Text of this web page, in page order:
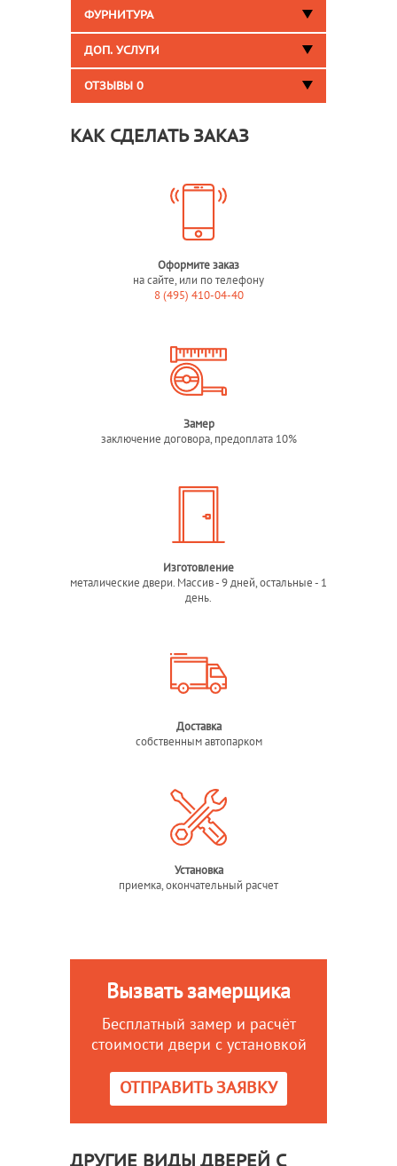
ФУРНИТУРА
ДОП. УСЛУГИ
ОТЗЫВЫ 0
КАК СДЕЛАТЬ ЗАКАЗ
Оформите заказ
на сайте, или по телефону
8 (495) 410-04-40
Замер
заключение договора, предоплата 10%
Изготовление
металические двери. Массив - 9 дней, остальные - 1
день.
Доставка
собственным автопарком
Установка
приемка, окончательный расчет
Вызвать замерщика
Бесплатный замер и расчёт
стоимости двери с установкой
ОТПРАВИТЬ ЗАЯВКУ
ДРУГИЕ ВИДЫ ДВЕРЕЙ С